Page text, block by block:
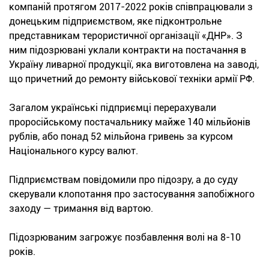
компаній протягом 2017-2022 років співпрацювали з
донецьким підприємством, яке підконтрольне
представникам терористичної організації «ДНР». З
ним підозрювані уклали контракти на постачання в
Україну ливарної продукції, яка виготовлена на заводі,
що причетний до ремонту військової техніки армії РФ.
Загалом українські підприємці перерахували
проросійському постачальнику майже 140 мільйонів
рублів, або понад 52 мільйона гривень за курсом
Національного курсу валют.
Підприємствам повідомили про підозру, а до суду
скерували клопотання про застосування запобіжного
заходу — тримання від вартою.
Підозрюваним загрожує позбавлення волі на 8-10
років.